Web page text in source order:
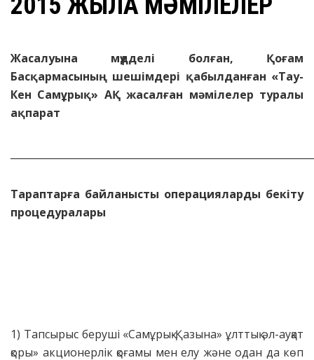
Жасалуына мүдделі болған, Қоғам
Басқармасының шешімдері қабылданған «Тау-
Кен Самұрық» АҚ жасалған мәмілелер туралы
ақпарат
Тараптарға байланысты операцияларды бекіту
процедуралары
1) Тапсырыс беруші «Самұрық-Қазына» ұлттық әл-ауқат
қоры» акционерлік қоғамы мен елу және одан да көп